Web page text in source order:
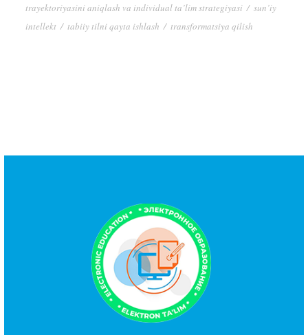
trayektoriyasini aniqlash va individual ta’lim strategiyasi / sun’iy
intellekt / tabiiy tilni qayta ishlash / transformatsiya qilish